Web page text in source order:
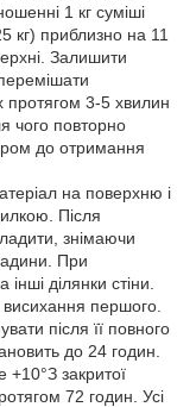
1 кг суміші
кг) приблизно на 11
Залишити
протягом 3-5 хвилин
чого повторно
до отримання
на поверхню і
Після
знімаючи
При
ділянки стіни.
першого.
після її повного
до 24 годин.
+10°З закритої
72 годин. Усі